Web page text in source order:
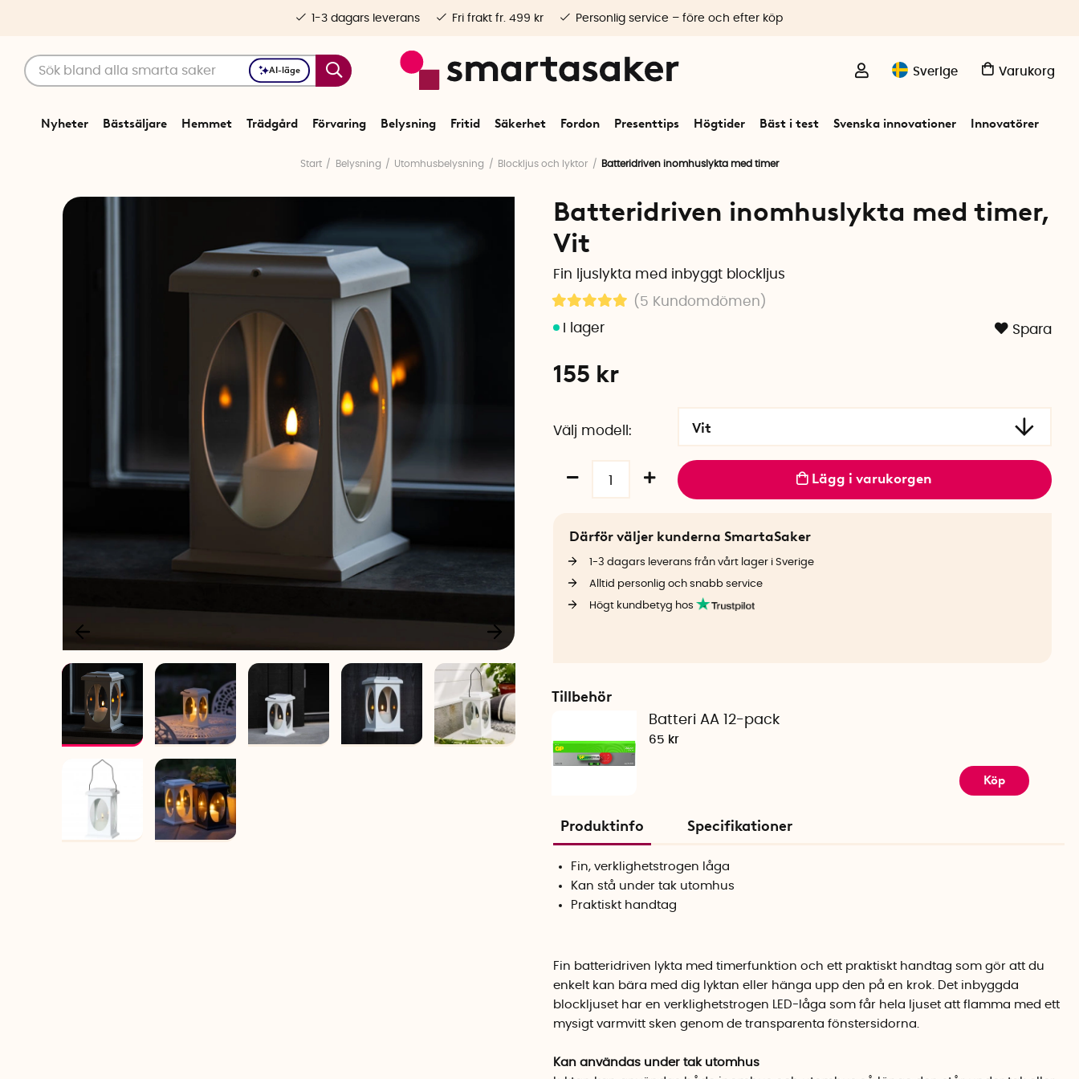
AI-läge Sverige Varukorg
Nyheter Bästsäljare Hemmet Trädgård Förvaring Belysning Fritid Säkerhet Fordon Presenttips Högtider Bäst i test Svenska innovationer Innovatörer
1-3 dagars leverans Fri frakt fr. 499 kr Personlig service – före och efter köp
Start Belysning Utomhusbelysning Blockljus och lyktor Batteridriven inomhuslykta med timer
Batteridriven inomhuslykta med timer,
Vit
Fin ljuslykta med inbyggt blockljus
(5 Kundomdömen )
Spara
155 kr
Välj modell Vit
Lägg i varukorgen
Därför väljer kunderna SmartaSaker
1-3 dagars leverans från vårt lager i Sverige
Alltid personlig och snabb service
Högt kundbetyg hos
Tillbehör
Batteri AA 12-pack
65 kr
Köp
Produktinfo Specifikationer
Fin, verklighetstrogen låga
Kan stå under tak utomhus
Praktiskt handtag
Fin batteridriven lykta med timerfunktion och ett praktiskt handtag som gör att du
enkelt kan bära med dig lyktan eller hänga upp den på en krok. Det inbyggda
blockljuset har en verklighetstrogen LED-låga som får hela ljuset att flamma med ett
mysigt varmvitt sken genom de transparenta fönstersidorna.
Kan användas under tak utomhus